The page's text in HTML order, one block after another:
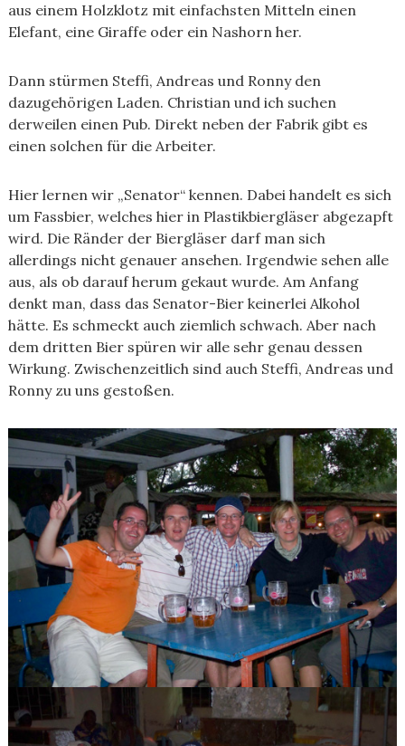
aus einem Holzklotz mit einfachsten Mitteln einen
Elefant, eine Giraffe oder ein Nashorn her.
Dann stürmen Steffi, Andreas und Ronny den
dazugehörigen Laden. Christian und ich suchen
derweilen einen Pub. Direkt neben der Fabrik gibt es
einen solchen für die Arbeiter.
Hier lernen wir „Senator“ kennen. Dabei handelt es sich
um Fassbier, welches hier in Plastikbiergläser abgezapft
wird. Die Ränder der Biergläser darf man sich
allerdings nicht genauer ansehen. Irgendwie sehen alle
aus, als ob darauf herum gekaut wurde. Am Anfang
denkt man, dass das Senator-Bier keinerlei Alkohol
hätte. Es schmeckt auch ziemlich schwach. Aber nach
dem dritten Bier spüren wir alle sehr genau dessen
Wirkung. Zwischenzeitlich sind auch Steffi, Andreas und
Ronny zu uns gestoßen.